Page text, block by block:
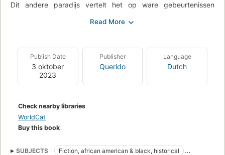
Dit andere paradijs vertelt het op ware gebeurtenissen
verschoppelingen hun thuis hebben gebouwd, beginnend bij
een eeuw later wonen hun nazaten nog steeds op Apple
Island, samen met een zeer diverse groep buren. Ze zijn arm
en lijden vaak honger, maar zijn gevrijwaard van de
discriminatie en segregatie die op het vasteland aan de orde
ogen erbarmelijke omstandigheden, met de gedwongen
evacuatie van het eiland tot gevolg. De bewoners gaan
onverschrokken op zoek naar een nieuw paradijs.
Publish Date
3 oktober
2023
Publisher
Querido
Language
Dutch
Check nearby libraries
WorldCat
Buy this book
SUBJECTS
Fiction, african american & black, historical